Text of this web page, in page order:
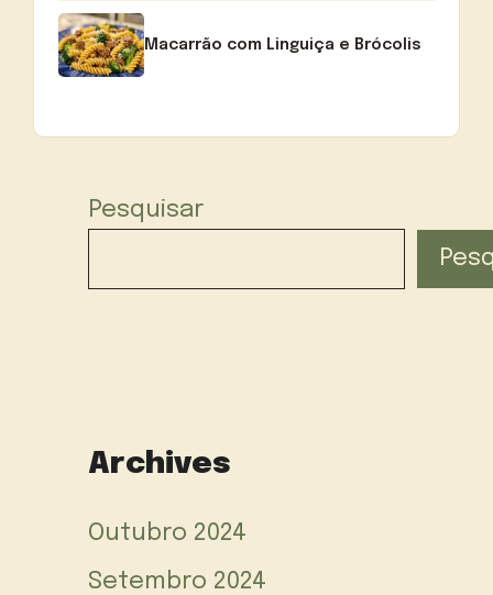
Macarrão com Linguiça e Brócolis
Pesquisar
Archives
Outubro 2024
Setembro 2024